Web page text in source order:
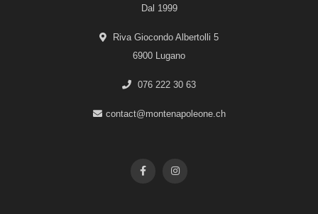
Dal 1999
Riva Giocondo Albertolli 5
6900 Lugano
076 222 30 63
contact@montenapoleone.ch